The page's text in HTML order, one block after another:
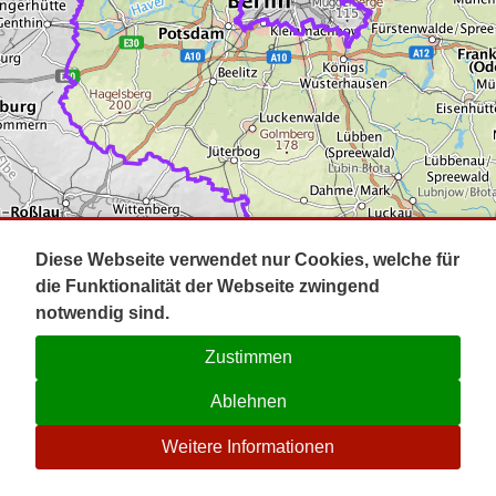
Impressum
Kontakt
☉
Diese Webseite verwendet nur Cookies, welche für
die Funktionalität der Webseite zwingend
notwendig sind.
Zustimmen
Ablehnen
Weitere Informationen